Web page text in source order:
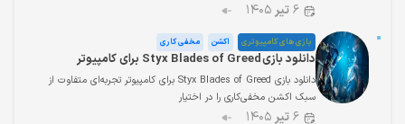
۶تیر۱۴۰۵
بازی های کامپیوتری اکشن مخفی کاری
دانلود بازی Styx Blades of Greed برای کامپیوتر
دانلود بازی Styx Blades of Greed برای کامپیوتر تجربه‌ای متفاوت از
سبک اکشن مخفی‌کاری را در اختیار
۶تیر۱۴۰۵